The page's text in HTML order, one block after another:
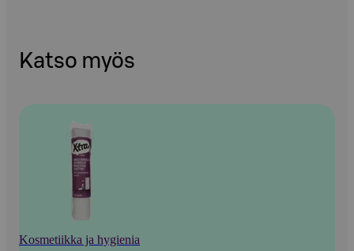
Katso myös
Kosmetiikka ja hygienia